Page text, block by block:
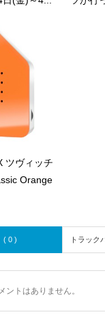
ツヴィッチ
Orange
( 0 ) トラック
ントはありません。